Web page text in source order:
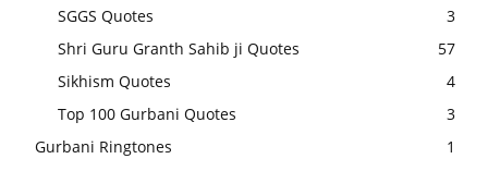
SGGS Quotes
3
Shri Guru Granth Sahib ji Quotes
57
Sikhism Quotes
4
Top 100 Gurbani Quotes
3
Gurbani Ringtones
1